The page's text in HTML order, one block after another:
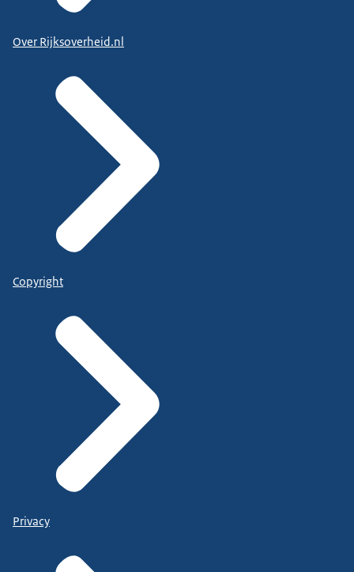
Over Rijksoverheid.nl
Copyright
Privacy